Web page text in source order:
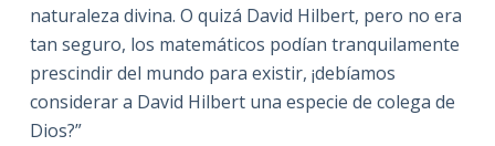
naturaleza divina. O quizá David Hilbert, pero no era
tan seguro, los matemáticos podían tranquilamente
prescindir del mundo para existir, ¡debíamos
considerar a David Hilbert una especie de colega de
Dios?”